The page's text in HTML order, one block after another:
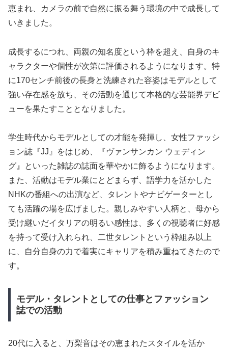
恵まれ、カメラの前で自然に振る舞う環境の中で成長して
いきました。
成長するにつれ、両親の知名度という枠を超え、自身のキ
ャラクターや個性が次第に評価されるようになります。特
に170センチ前後の長身と洗練された容姿はモデルとして
強い存在感を放ち、その活動を通じて本格的な芸能界デビ
ューを果たすこととなりました。
学生時代からモデルとしての才能を発揮し、女性ファッシ
ョン誌『JJ』をはじめ、『ヴァンサンカン ウェディン
グ』といった雑誌の誌面を華やかに飾るようになります。
また、活動はモデル業にとどまらず、語学力を活かした
NHKの番組への出演など、タレントやナビゲーターとし
ても活躍の場を広げました。親しみやすい人柄と、母から
受け継いだイタリアの明るい感性は、多くの視聴者に好感
を持って受け入れられ、二世タレントという枠組み以上
に、自分自身の力で着実にキャリアを積み重ねてきたので
す。
モデル・タレントとしての仕事とファッション
誌での活動
20代に入ると、万梨音はその恵まれたスタイルを活か